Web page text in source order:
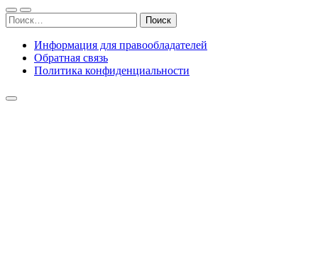
Найти:
Информация для правообладателей
Обратная связь
Политика конфиденциальности